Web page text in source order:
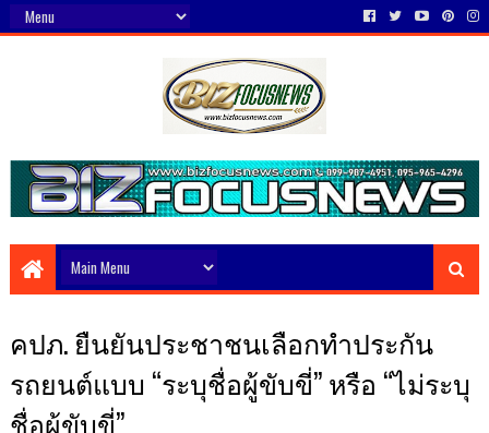
คปภ. ยืนยันประชาชนเลือกทำประกัน
รถยนต์แบบ “ระบุชื่อผู้ขับขี่” หรือ “ไม่ระบุ
ชื่อผู้ขับขี่”